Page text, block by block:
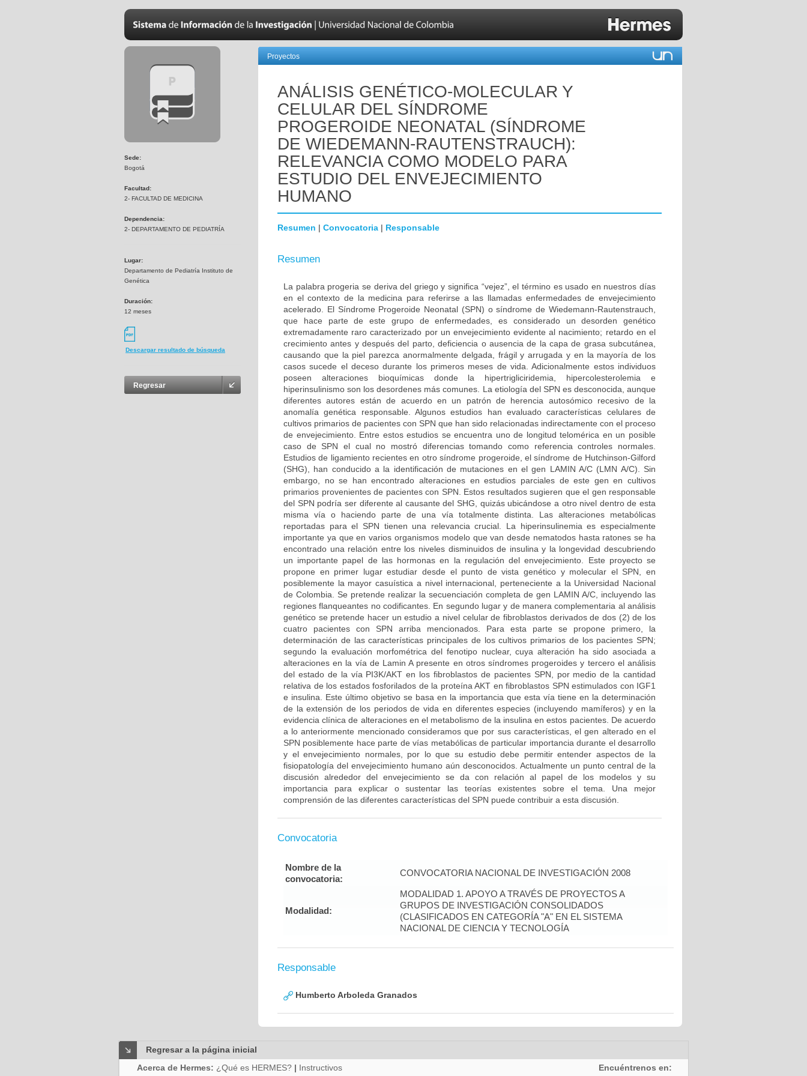
Sede:
Bogotá
Facultad:
2- FACULTAD DE MEDICINA
Dependencia:
2- DEPARTAMENTO DE PEDIATRÍA
Lugar:
Departamento de Pediatría Instituto de
Genética
Duración:
12 meses
Descargar resultado de búsqueda
Regresar
Proyectos
ANÁLISIS GENÉTICO-MOLECULAR Y
CELULAR DEL SÍNDROME
PROGEROIDE NEONATAL (SÍNDROME
DE WIEDEMANN-RAUTENSTRAUCH):
RELEVANCIA COMO MODELO PARA
ESTUDIO DEL ENVEJECIMIENTO
HUMANO
Resumen | Convocatoria | Responsable
Resumen
La palabra progeria se deriva del griego y significa “vejez”, el término es usado en nuestros días
en el contexto de la medicina para referirse a las llamadas enfermedades de envejecimiento
acelerado. El Síndrome Progeroide Neonatal (SPN) o síndrome de Wiedemann-Rautenstrauch,
que hace parte de este grupo de enfermedades, es considerado un desorden genético
extremadamente raro caracterizado por un envejecimiento evidente al nacimiento; retardo en el
crecimiento antes y después del parto, deficiencia o ausencia de la capa de grasa subcutánea,
causando que la piel parezca anormalmente delgada, frágil y arrugada y en la mayoría de los
casos sucede el deceso durante los primeros meses de vida. Adicionalmente estos individuos
poseen alteraciones bioquímicas donde la hipertrigliciridemia, hipercolesterolemia e
hiperinsulinismo son los desordenes más comunes. La etiología del SPN es desconocida, aunque
diferentes autores están de acuerdo en un patrón de herencia autosómico recesivo de la
anomalía genética responsable. Algunos estudios han evaluado características celulares de
cultivos primarios de pacientes con SPN que han sido relacionadas indirectamente con el proceso
de envejecimiento. Entre estos estudios se encuentra uno de longitud telomérica en un posible
caso de SPN el cual no mostró diferencias tomando como referencia controles normales.
Estudios de ligamiento recientes en otro síndrome progeroide, el síndrome de Hutchinson-Gilford
(SHG), han conducido a la identificación de mutaciones en el gen LAMIN A/C (LMN A/C). Sin
embargo, no se han encontrado alteraciones en estudios parciales de este gen en cultivos
primarios provenientes de pacientes con SPN. Estos resultados sugieren que el gen responsable
del SPN podría ser diferente al causante del SHG, quizás ubicándose a otro nivel dentro de esta
misma vía o haciendo parte de una vía totalmente distinta. Las alteraciones metabólicas
reportadas para el SPN tienen una relevancia crucial. La hiperinsulinemia es especialmente
importante ya que en varios organismos modelo que van desde nematodos hasta ratones se ha
encontrado una relación entre los niveles disminuidos de insulina y la longevidad descubriendo
un importante papel de las hormonas en la regulación del envejecimiento. Este proyecto se
propone en primer lugar estudiar desde el punto de vista genético y molecular el SPN, en
posiblemente la mayor casuística a nivel internacional, perteneciente a la Universidad Nacional
de Colombia. Se pretende realizar la secuenciación completa de gen LAMIN A/C, incluyendo las
regiones flanqueantes no codificantes. En segundo lugar y de manera complementaria al análisis
genético se pretende hacer un estudio a nivel celular de fibroblastos derivados de dos (2) de los
cuatro pacientes con SPN arriba mencionados. Para esta parte se propone primero, la
determinación de las características principales de los cultivos primarios de los pacientes SPN;
segundo la evaluación morfométrica del fenotipo nuclear, cuya alteración ha sido asociada a
alteraciones en la vía de Lamin A presente en otros síndromes progeroides y tercero el análisis
del estado de la vía PI3K/AKT en los fibroblastos de pacientes SPN, por medio de la cantidad
relativa de los estados fosforilados de la proteína AKT en fibroblastos SPN estimulados con IGF1
e insulina. Este último objetivo se basa en la importancia que esta vía tiene en la determinación
de la extensión de los periodos de vida en diferentes especies (incluyendo mamíferos) y en la
evidencia clínica de alteraciones en el metabolismo de la insulina en estos pacientes. De acuerdo
a lo anteriormente mencionado consideramos que por sus características, el gen alterado en el
SPN posiblemente hace parte de vías metabólicas de particular importancia durante el desarrollo
y el envejecimiento normales, por lo que su estudio debe permitir entender aspectos de la
fisiopatología del envejecimiento humano aún desconocidos. Actualmente un punto central de la
discusión alrededor del envejecimiento se da con relación al papel de los modelos y su
importancia para explicar o sustentar las teorías existentes sobre el tema. Una mejor
comprensión de las diferentes características del SPN puede contribuir a esta discusión.
Convocatoria
Nombre de la
convocatoria:
CONVOCATORIA NACIONAL DE INVESTIGACIÓN 2008
Modalidad:
MODALIDAD 1. APOYO A TRAVÉS DE PROYECTOS A
GRUPOS DE INVESTIGACIÓN CONSOLIDADOS
(CLASIFICADOS EN CATEGORÍA "A" EN EL SISTEMA
NACIONAL DE CIENCIA Y TECNOLOGÍA
Responsable
Humberto Arboleda Granados
Regresar a la página inicial
Acerca de Hermes: ¿Qué es HERMES? | Instructivos Encuéntrenos en: